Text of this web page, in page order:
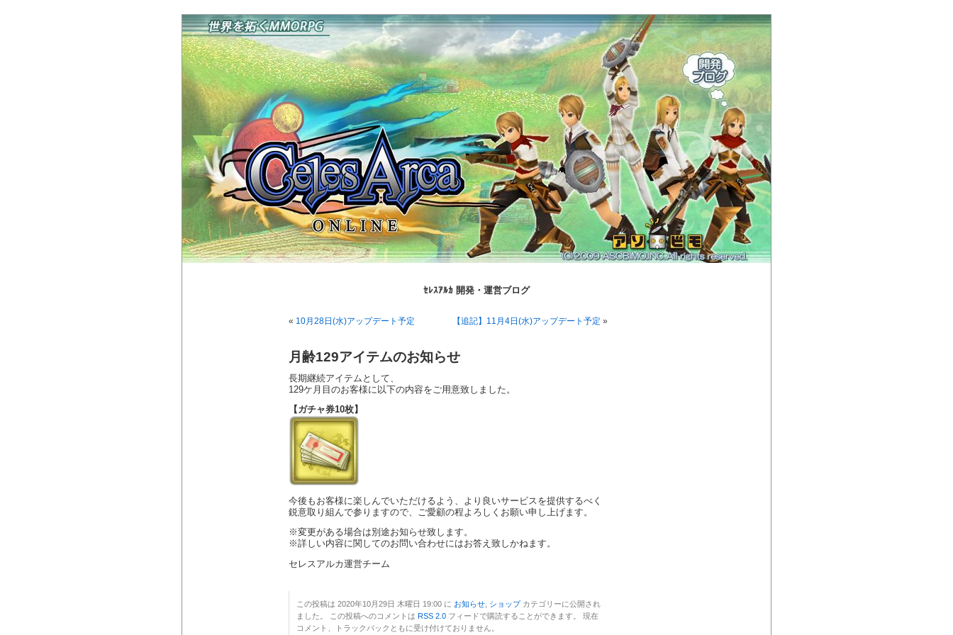
ｾﾚｽｱﾙｶ 開発・運営ブログ
« 10月28日(水)アップデート予定 【追記】11月4日(水)アップデート予定 »
月齢129アイテムのお知らせ
長期継続アイテムとして、
129ケ月目のお客様に以下の内容をご用意致しました。
【ガチャ券10枚】
今後もお客様に楽しんでいただけるよう、より良いサービスを提供するべく
鋭意取り組んで参りますので、ご愛顧の程よろしくお願い申し上げます。
※変更がある場合は別途お知らせ致します。
※詳しい内容に関してのお問い合わせにはお答え致しかねます。
セレスアルカ運営チーム
この投稿は 2020年10月29日 木曜日 19:00 に お知らせ ショップカテゴリーに公開され
ました。 この投稿へのコメントは RSS 2.0 フィードで購読することができます。 現在
コメント、トラックバックともに受け付けておりません。